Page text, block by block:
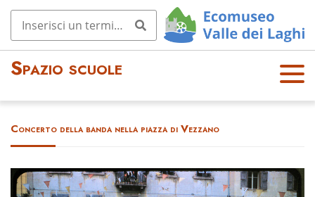
Spazio scuole
OPE
N
Concerto della banda nella piazza di Vezzano